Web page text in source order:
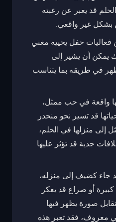
قد يعبر عن رغبته
بشكل غير واقعي.
حفل يحييه مغني
يمكن أن يشير إلى
في طريقه بما يتناسب
واقعة في حب ممثل،
قد تسير نحو منحدر
إلى منزلها في الحلم،
جدية قد تؤثر عليها
جاء كضيف إلى منزله،
أو صراع قد يعكر
تقابل صورة يظهر فيها
معروف، فقد تعبر هذه